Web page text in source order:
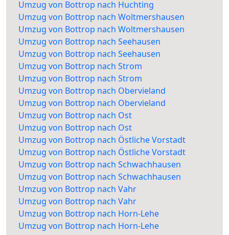
Umzug von Bottrop nach Huchting
Umzug von Bottrop nach Woltmershausen
Umzug von Bottrop nach Woltmershausen
Umzug von Bottrop nach Seehausen
Umzug von Bottrop nach Seehausen
Umzug von Bottrop nach Strom
Umzug von Bottrop nach Strom
Umzug von Bottrop nach Obervieland
Umzug von Bottrop nach Obervieland
Umzug von Bottrop nach Ost
Umzug von Bottrop nach Ost
Umzug von Bottrop nach Östliche Vorstadt
Umzug von Bottrop nach Östliche Vorstadt
Umzug von Bottrop nach Schwachhausen
Umzug von Bottrop nach Schwachhausen
Umzug von Bottrop nach Vahr
Umzug von Bottrop nach Vahr
Umzug von Bottrop nach Horn-Lehe
Umzug von Bottrop nach Horn-Lehe